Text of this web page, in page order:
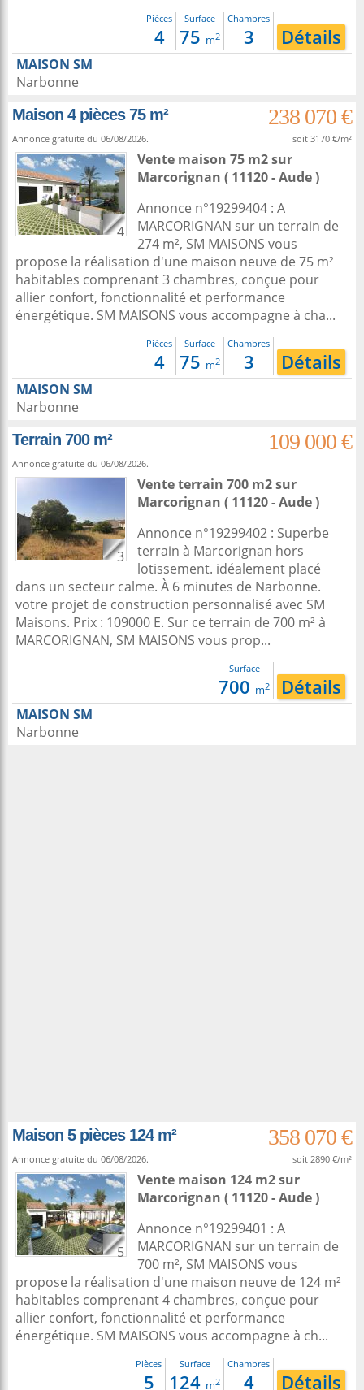
Pièces
4
Surface
75 m2
Chambres
3 Détails
MAISON SM
Narbonne
Maison 4 pièces 75 m²
238 070 €
Annonce gratuite du 06/08/2026. soit 3170 €/m²
4
Vente maison 75 m2sur
Marcorignan ( 11120 - Aude )
Annonce n°19299404 : A
MARCORIGNAN sur un terrain de
274 m², SM MAISONS vous
propose la réalisation d'une maison neuve de 75 m²
habitables comprenant 3 chambres, conçue pour
allier confort, fonctionnalité et performance
énergétique. SM MAISONS vous accompagne à cha...
Pièces
4
Surface
75 m2
Chambres
3 Détails
MAISON SM
Narbonne
Terrain 700 m²
109 000 €
Annonce gratuite du 06/08/2026.
3
Vente terrain 700 m2sur
Marcorignan ( 11120 - Aude )
Annonce n°19299402 : Superbe
terrain à Marcorignan hors
lotissement. idéalement placé
dans un secteur calme. À 6 minutes de Narbonne.
votre projet de construction personnalisé avec SM
Maisons. Prix : 109000 E. Sur ce terrain de 700 m² à
MARCORIGNAN, SM MAISONS vous prop...
Surface
700 m2 Détails
MAISON SM
Narbonne
Maison 5 pièces 124 m² 358 070 €
Annonce gratuite du 06/08/2026. soit 2890 €/m²
5
Vente maison 124 m2sur
Marcorignan ( 11120 - Aude )
Annonce n°19299401 : A
MARCORIGNAN sur un terrain de
700 m², SM MAISONS vous
propose la réalisation d'une maison neuve de 124 m²
habitables comprenant 4 chambres, conçue pour
allier confort, fonctionnalité et performance
énergétique. SM MAISONS vous accompagne à ch...
Pièces
5
Surface
124 m2
Chambres
4 Détails